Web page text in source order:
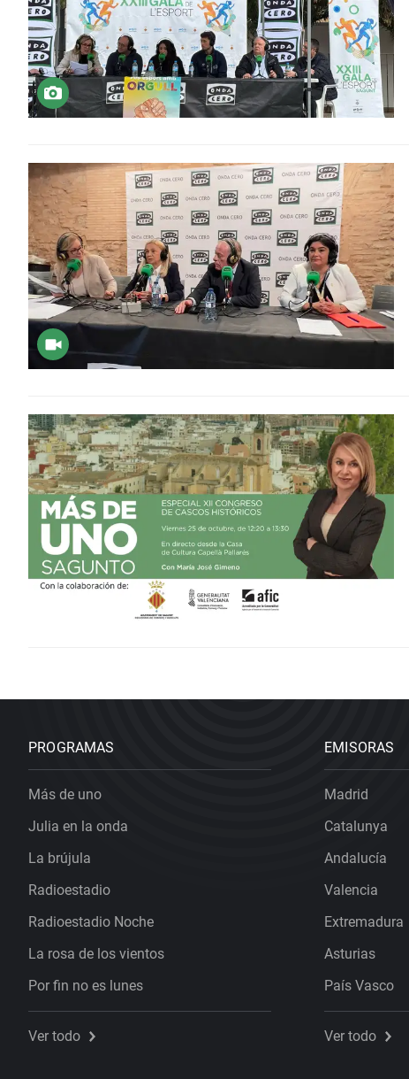
PROGRAMAS
Más de uno
Julia en la onda
La brújula
Radioestadio
Radioestadio Noche
La rosa de los vientos
Por fin no es lunes
Ver todo
EMISORAS
Madrid
Catalunya
Andalucía
Valencia
Extremadura
Asturias
País Vasco
Ver todo